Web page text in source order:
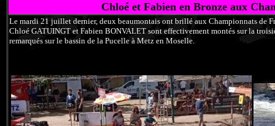
Chloé et Fabien en Bronze aux
Le mardi 21 juillet dernier, deux beaumontais ont brillé aux Championnats de
Chloé GATUINGT et Fabien BONVALET sont effectivement montés sur la
remarqués sur le bassin de la Pucelle à Metz en Moselle.